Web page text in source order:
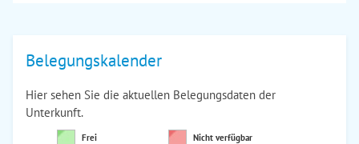
Belegungskalender
Hier sehen Sie die aktuellen Belegungsdaten der
Unterkunft.
Frei Nicht verfügbar